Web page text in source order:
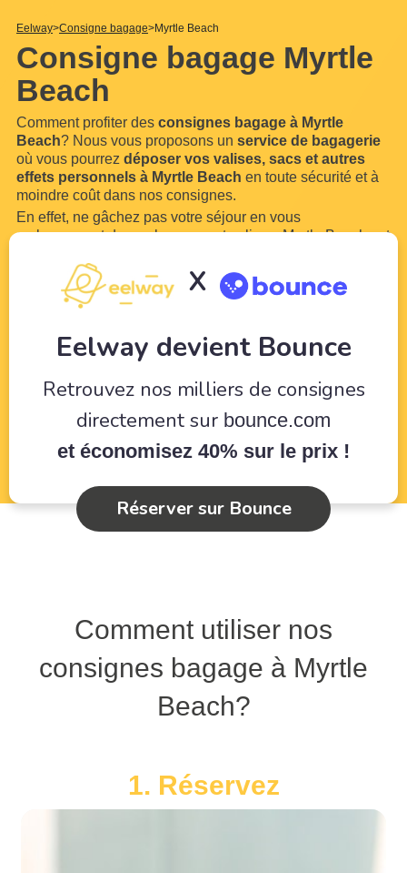
Eelway Consigne bagage Myrtle Beach
Consigne bagage Myrtle
Beach
Comment profiter des consignes bagage à Myrtle
Beach? Nous vous proposons un service de bagagerie
où vous pourrez déposer vos valises, sacs et autres
effets personnels à Myrtle Beach en toute sécurité et à
moindre coût dans nos consignes.
En effet, ne gâchez pas votre séjour en vous
embarrassant de vos bagages et valises. Myrtle Beach est
Eelway, confiez vos bagages à des professionnels du
tourisme. Libérez-vous de vos bagages pour pouvoir
X
Eelway devient Bounce
Retrouvez nos milliers de consignes
directement sur bounce.com
et économisez 40% sur le prix !
Réserver sur Bounce
Comment utiliser nos
consignes bagage à Myrtle
Beach?
1. Réservez